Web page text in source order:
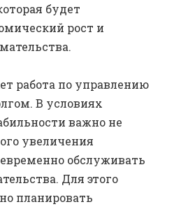
будет
рост и
работа по управлению
В условиях
важно не
увеличения
обслуживать
Для этого
планировать